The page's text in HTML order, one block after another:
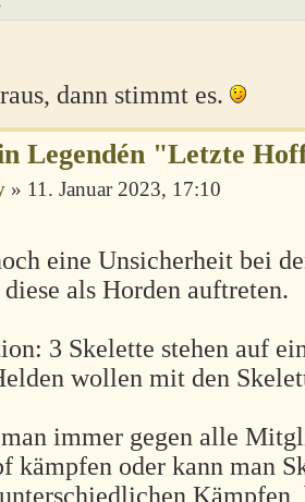
dann stimmt es.
Legendén "Letzte
» 11. Januar 2023, 17:10
eine Unsicherheit bei
als Horden auftreten.
3 Skelette stehen auf
wollen mit den
immer gegen alle
kämpfen oder kann man
Kämpfen,